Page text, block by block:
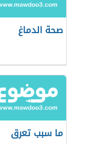
صحة الدماغ
ما سبب تعرق